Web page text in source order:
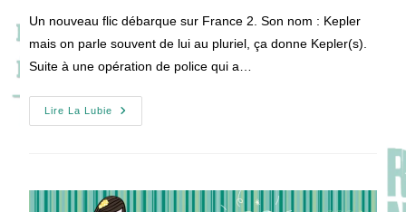
Un nouveau flic débarque sur France 2. Son nom : Kepler
mais on parle souvent de lui au pluriel, ça donne Kepler(s).
Suite à une opération de police qui a…
Lire La Lubie
Kepler(s)
:
Toute
La